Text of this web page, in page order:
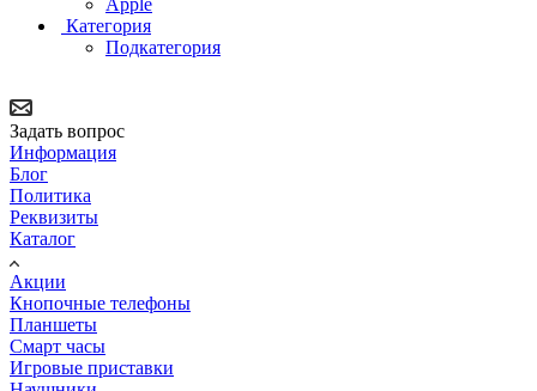
Apple
Категория
Подкатегория
Задать вопрос
Информация
Блог
Политика
Реквизиты
Каталог
Акции
Кнопочные телефоны
Планшеты
Смарт часы
Игровые приставки